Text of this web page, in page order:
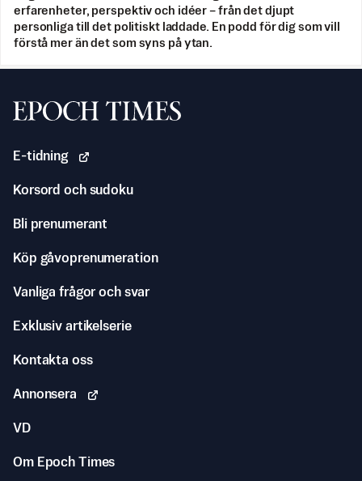
erfarenheter, perspektiv och idéer – från det djupt
personliga till det politiskt laddade. En podd för dig som vill
förstå mer än det som syns på ytan.
Svenska Epoch Times
E-tidning
Korsord och sudoku
Bli prenumerant
Köp gåvoprenumeration
Vanliga frågor och svar
Exklusiv artikelserie
Kontakta oss
Annonsera
VD
Om Epoch Times